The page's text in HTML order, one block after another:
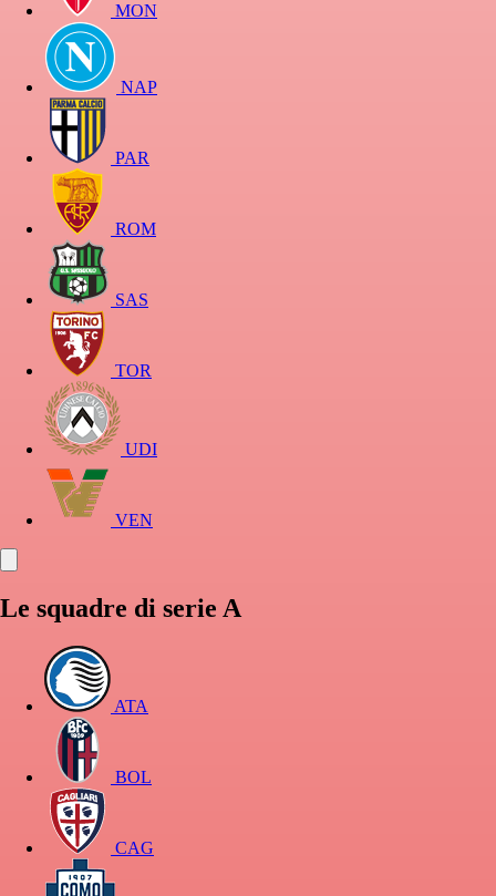
MON
NAP
PAR
ROM
SAS
TOR
UDI
VEN
Le squadre di serie A
ATA
BOL
CAG